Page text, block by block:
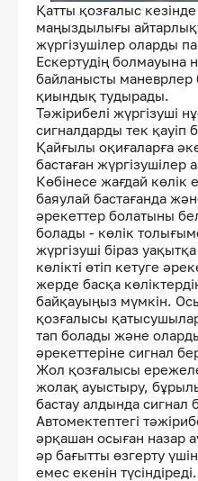
Қатты қозғалыс
маңыздылығы
жүргізушілер оларды
Ескертудің болмауына
байланысты маневрлер
қиындық тудырады.
Тәжірибелі жүргізуші
сигналдарды тек қауіп
Қайғылы оқиғаларға
бастаған жүргізушілер
Көбінесе жағдай көлік
баяулай бастағанда
әрекеттер болатыны
болады - көлік
жүргізуші біраз
көлікті өтіп кетуге
жерде басқа
байқауыңыз мүмкін.
қозғалысы
тап болады және
әрекеттеріне сигнал
Жол қозғалысы
жолақ ауыстыру,
бастау алдында сигнал
Автомектептегі
әрқашан осыған назар
әр бағытты өзгерту
емес екенін түсіндіреді.